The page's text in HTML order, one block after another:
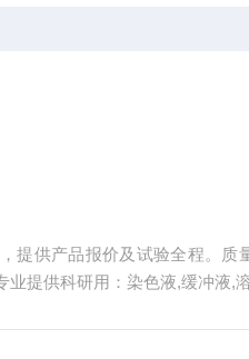
提供产品报价及试验全程。质
提供科研用：染色液,缓冲液,